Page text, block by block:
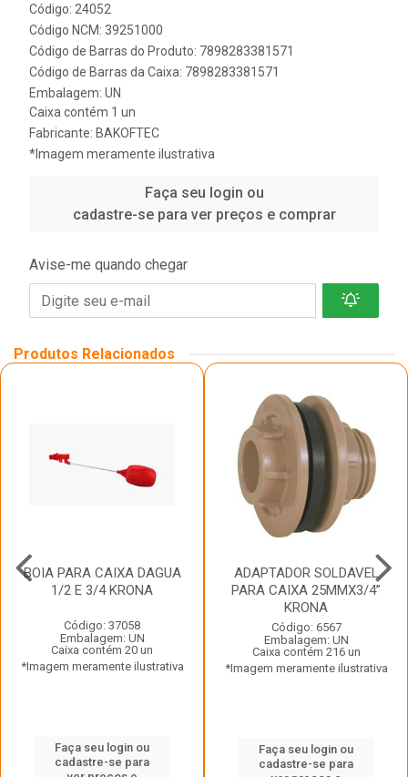
Código: 24052
Código NCM: 39251000
Código de Barras do Produto: 7898283381571
Código de Barras da Caixa: 7898283381571
Embalagem: UN
Caixa contém 1 un
Fabricante: BAKOFTEC
*Imagem meramente ilustrativa
Faça seu login ou
cadastre-se para ver preços e comprar
Avise-me quando chegar
Produtos Relacionados
BOIA PARA CAIXA DAGUA
1/2 E 3/4 KRONA
Código: 37058
Embalagem: UN
Caixa contém 20 un
*Imagem meramente ilustrativa
Faça seu login ou
cadastre-se para
ADAPTADOR SOLDAVEL
PARA CAIXA 25MMX3/4”
KRONA
Código: 6567
Embalagem: UN
Caixa contém 216 un
*Imagem meramente ilustrativa
Faça seu login ou
cadastre-se para